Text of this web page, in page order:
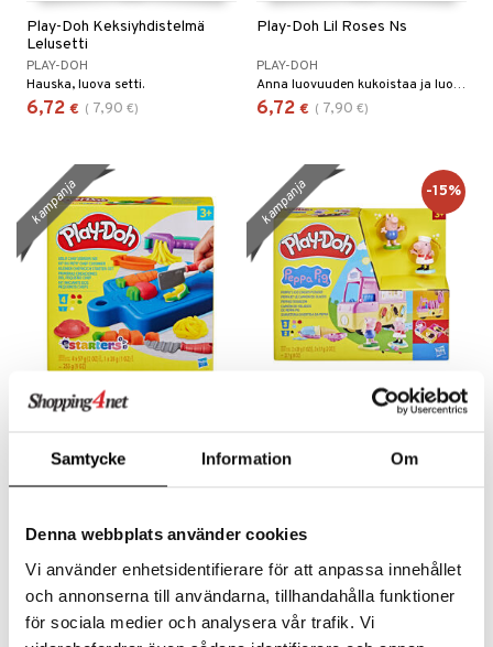
Samtycke Information Om
Denna webbplats använder cookies
Vi använder enhetsidentifierare för att anpassa innehållet
och annonserna till användarna, tillhandahålla funktioner
för sociala medier och analysera vår trafik. Vi
Play-Doh Keksiyhdistelmä
Lelusetti
PLAY-DOH
Hauska, luova setti.
6,72 € ( 7,90 €)
Play-Doh Lil Roses Ns
PLAY-DOH
Anna luovuuden kukoistaa ja luo kukkia!
6,72 € ( 7,90 €)
Play-Doh Little Chef
PLAY-DOH
kampanja
Play-Doh Peppa Pig -
PLAY-DOH
kampanja -15%
kampanja -15% kampanja -15%